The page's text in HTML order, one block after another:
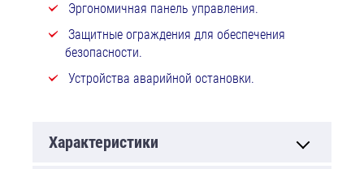
Эргономичная панель управления.
Защитные ограждения для обеспечения
безопасности.
Устройства аварийной остановки.
Характеристики